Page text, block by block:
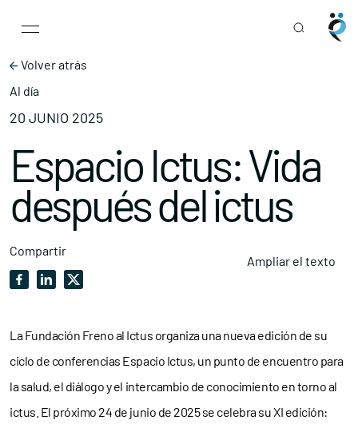
Main Navigation
Volver atrás
Al día
20 JUNIO 2025
Espacio Ictus: Vida
después del ictus
Compartir
Ampliar el texto
La Fundación Freno al Ictus organiza una nueva edición de su
ciclo de conferencias Espacio Ictus, un punto de encuentro para
la salud, el diálogo y el intercambio de conocimiento en torno al
ictus. El próximo 24 de junio de 2025 se celebra su XI edición: